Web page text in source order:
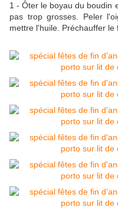
1 - Ôter le boyau du boudin
pas trop grosses. Peler
mettre l'huile. Préchauffer le